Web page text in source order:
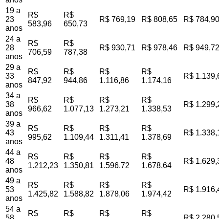
19 a
23
anos
R$
583,96
R$
650,73
R$ 769,19 R$ 808,65 R$ 784,90
24 a
28
anos
R$
706,59
R$
787,38
R$ 930,71 R$ 978,46 R$ 949,72
29 a
33
anos
R$
847,92
R$
944,86
R$
1.116,86
R$
1.174,16
R$
34 a
38
anos
R$
966,62
R$
1.077,13
R$
1.273,21
R$
1.338,53
R$
39 a
43
anos
R$
995,62
R$
1.109,44
R$
1.311,41
R$
1.378,69
R$
44 a
48
anos
R$
1.212,23
R$
1.350,81
R$
1.596,72
R$
1.678,64
R$
49 a
53
anos
R$
1.425,82
R$
1.588,82
R$
1.878,06
R$
1.974,42
R$
54 a
R$
R$
R$
R$